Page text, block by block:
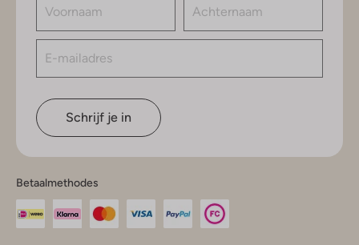
Schrijf je in
Betaalmethodes